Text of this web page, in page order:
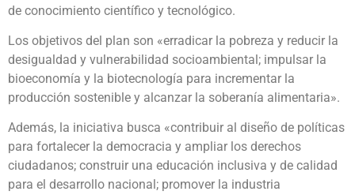
de conocimiento científico y tecnológico.
Los objetivos del plan son «erradicar la pobreza y reducir la
desigualdad y vulnerabilidad socioambiental; impulsar la
bioeconomía y la biotecnología para incrementar la
producción sostenible y alcanzar la soberanía alimentaria».
Además, la iniciativa busca «contribuir al diseño de políticas
para fortalecer la democracia y ampliar los derechos
ciudadanos; construir una educación inclusiva y de calidad
para el desarrollo nacional; promover la industria